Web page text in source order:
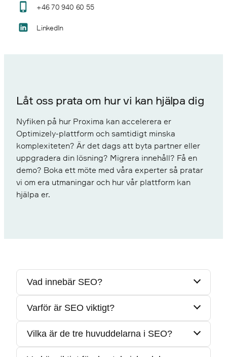
+46 70 940 60 55
LinkedIn
Låt oss prata om hur vi kan hjälpa dig
Nyfiken på hur Proxima kan accelerera er
Optimizely-plattform och samtidigt minska
komplexiteten? Är det dags att byta partner eller
uppgradera din lösning? Migrera innehåll? Få en
demo? Boka ett möte med våra experter så pratar
vi om era utmaningar och hur vår plattform kan
hjälpa er.
Vad innebär SEO?
SEO står för Search Engine Optimization och
sökresultaten och öka den organiska trafiken
Varför är SEO viktigt?
Sökmotorer är ofta det vanligaste sättet att
Vilka är de tre huvuddelarna i SEO?